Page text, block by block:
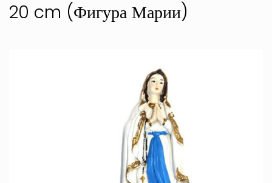
20 cm (Фигура Марии)